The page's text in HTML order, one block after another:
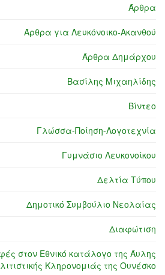
Άρθρα
Άρθρα για Λευκόνοικο-Ακανθού
Άρθρα Δημάρχου
Βασίλης Μιχαηλίδης
Βίντεο
Γλώσσα-Ποίηση-Λογοτεχνία
Γυμνάσιο Λευκονοίκου
Δελτία Τύπου
Δημοτικό Συμβούλιο Νεολαίας
Διαφώτιση
στον Εθνικό κατάλογο της Άυλης
Κληρονομιάς της Ουνέσκο